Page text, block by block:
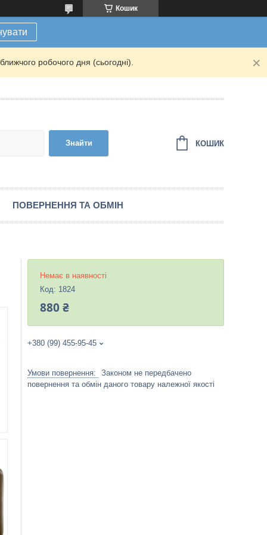
Кошик
робочого дня (сьогодні).
Знайти КОШИК
ПОВЕРНЕННЯ ТА ОБМІН
Немає в наявності
Код: 1824
880 ₴
+380 (99) 455-95-45
Законом не передбачено
повернення та обмін даного товару належної якості